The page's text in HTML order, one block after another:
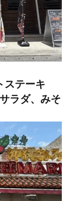
ステーキ
ラダ、みそ